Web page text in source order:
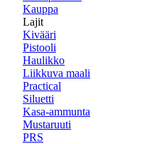
Kauppa
Lajit
Kivääri
Pistooli
Haulikko
Liikkuva maali
Practical
Siluetti
Kasa-ammunta
Mustaruuti
PRS